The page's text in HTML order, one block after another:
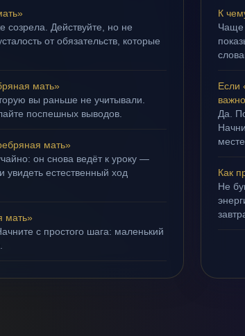
созрела. Действуйте, но не
от обязательств, которые
мать»
вы раньше не учитывали.
поспешных выводов.
мать»
он снова ведёт к уроку —
увидеть естественный ход
мать»
с простого шага: маленький
К
Чаще
Если
Да.
месте.
Как
Не